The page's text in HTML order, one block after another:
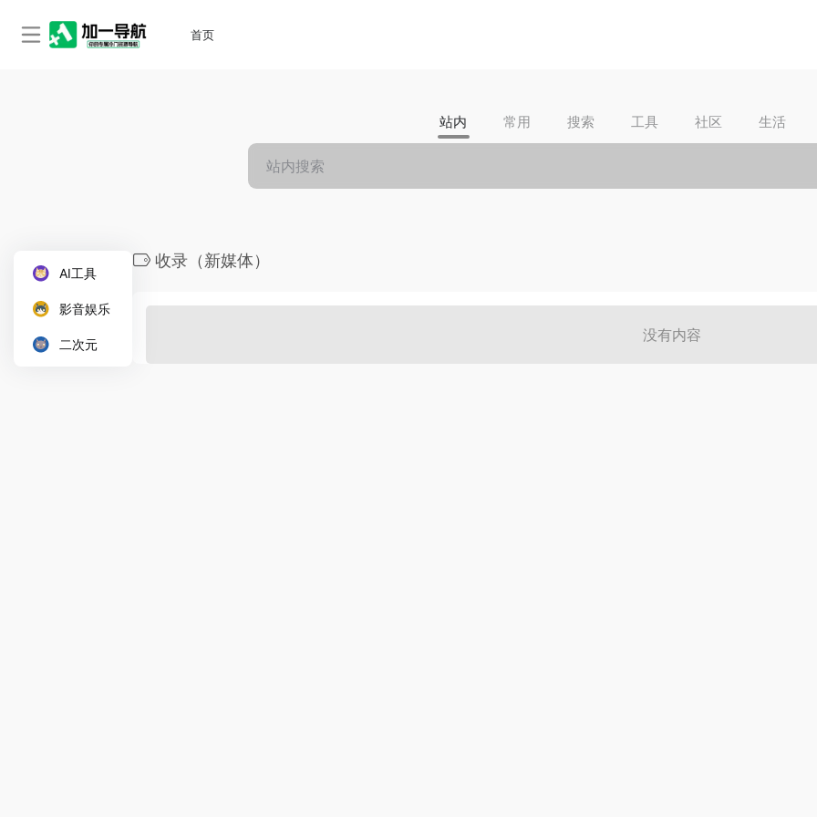
首页
站内 常用 搜索 工具 社区 生活
AI工具
影音娱乐
二次元
收录（新媒体）
没有内容